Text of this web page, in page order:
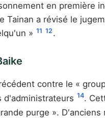
en première
a révisé le
» 11 12 .
contre le «
d'administrateurs 14.
purge ».